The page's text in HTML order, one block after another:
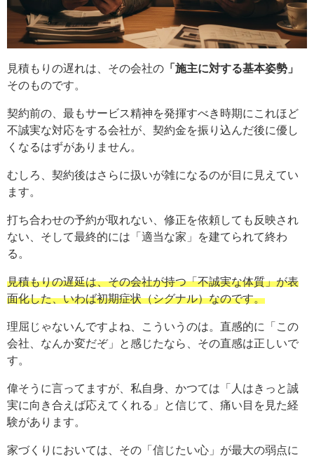
見積もりの遅れは、その会社の 「施主に対する基本姿勢」
そのものです。
契約前の、最もサービス精神を発揮すべき時期にこれほど
不誠実な対応をする会社が、契約金を振り込んだ後に優し
くなるはずがありません。
むしろ、契約後はさらに扱いが雑になるのが目に見えてい
ます。
打ち合わせの予約が取れない、修正を依頼しても反映され
ない、そして最終的には「適当な家」を建てられて終わ
る。
見積もりの遅延は、その会社が持つ「不誠実な体質」が表
面化した、いわば初期症状（シグナル）なのです。
理屈じゃないんですよね、こういうのは。直感的に「この
会社、なんか変だぞ」と感じたなら、その直感は正しいで
す。
偉そうに言ってますが、私自身、かつては「人はきっと誠
実に向き合えば応えてくれる」と信じて、痛い目を見た経
験があります。
家づくりにおいては、その「信じたい心」が最大の弱点に